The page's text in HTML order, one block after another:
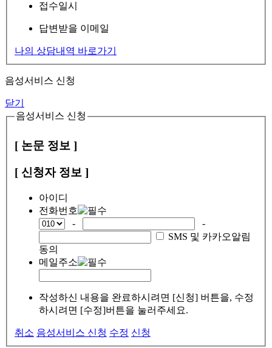
접수일시
답변받을 이메일
나의 상담내역 바로가기
음성서비스 신청
닫기
음성서비스 신청
[ 논문 정보 ]
[ 신청자 정보 ]
아이디
전화번호
-
-
SMS 및 카카오알림
동의
메일주소
작성하신 내용을 완료하시려면 [신청] 버튼을, 수정
하시려면 [수정]버튼을 눌러주세요.
취소 음성서비스 신청 수정 신청